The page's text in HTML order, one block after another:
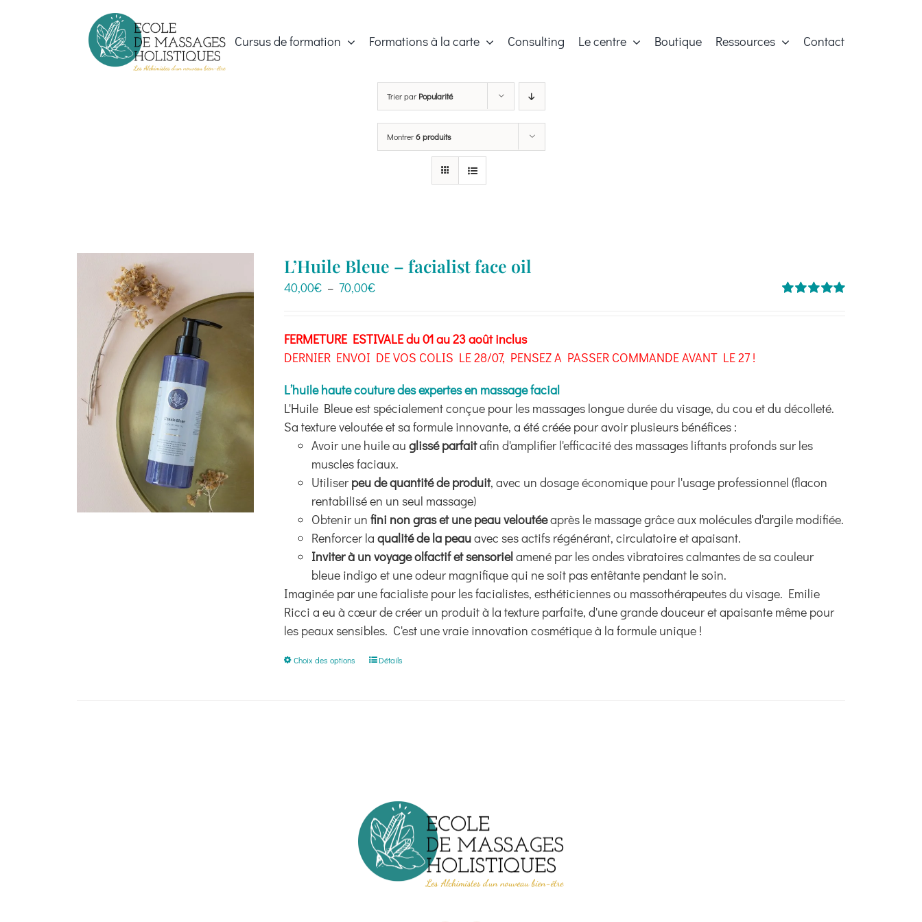
Cursus de formation Formations à la carte Consulting Le centre Boutique Ressources Contact
Trier par Popularité
Montrer6 produits
L’Huile Bleue – facialist face oil
40,00€ – 70,00€Plage
40,00€
à
FERMETURE ESTIVALE du 01 au 23 août inclus
DERNIER ENVOI DE VOS COLIS LE 28/07, PENSEZ A PASSER COMMANDE AVANT LE 27 !
L’huile haute couture des expertes en massage facial
L'Huile Bleue est spécialement conçue pour les massages longue durée du visage, du cou et du décolleté.
Sa texture veloutée et sa formule innovante, a été créée pour avoir plusieurs bénéfices :
Avoir une huile auglissé parfaitafin d'amplifier l'efficacité des massages liftants profonds sur les
muscles faciaux.
Utiliser peu de quantité de produit, avec un dosage économique pour l'usage professionnel (flacon
rentabilisé en un seul massage)
Obtenir un fini non gras et une peau veloutéeaprès le massage grâce aux molécules d'argile modifiée.
Renforcer laqualité de la peauavec ses actifs régénérant, circulatoire et apaisant.
Inviter à un voyage olfactif et sensorielamené par les ondes vibratoires calmantes de sa couleur
bleue indigo et une odeur magnifique qui ne soit pas entêtante pendant le soin.
Imaginée par une facialiste pour les facialistes, esthéticiennes ou massothérapeutes du visage. Emilie
Ricci a eu à cœur de créer un produit à la texture parfaite, d'une grande douceur et apaisante même pour
les peaux sensibles. C'est une vraie innovation cosmétique à la formule unique !
Choix des options
Ce
être
choisies
sur
la
page
Détails